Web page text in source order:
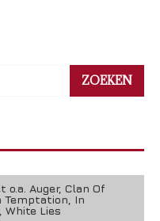
ZOEKEN
o.a. Auger, Clan Of
Temptation, In
White Lies